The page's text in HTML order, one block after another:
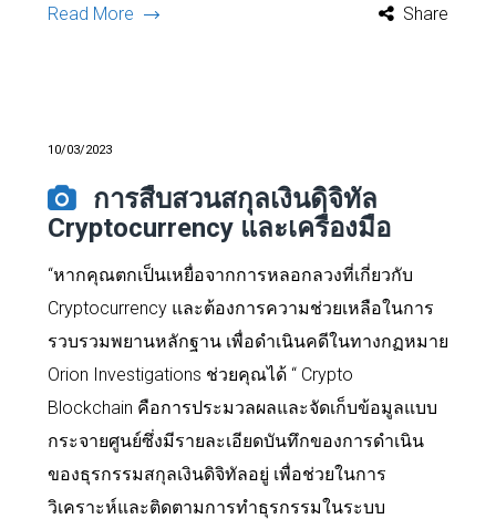
Read More Share
10/03/2023
การสืบสวนสกุลเงินดิจิทัล
Cryptocurrency และเครื่องมือ
“หากคุณตกเป็นเหยื่อจากการหลอกลวงที่เกี่ยวกับ
Cryptocurrency และต้องการความช่วยเหลือในการ
รวบรวมพยานหลักฐาน เพื่อดำเนินคดีในทางกฏหมาย
Orion Investigations ช่วยคุณได้ “ Crypto
Blockchain คือการประมวลผลและจัดเก็บข้อมูลแบบ
กระจายศูนย์ซึ่งมีรายละเอียดบันทึกของการดำเนิน
ของธุรกรรมสกุลเงินดิจิทัลอยู่ เพื่อช่วยในการ
วิเคราะห์และติดตามการทำธุรกรรมในระบบ